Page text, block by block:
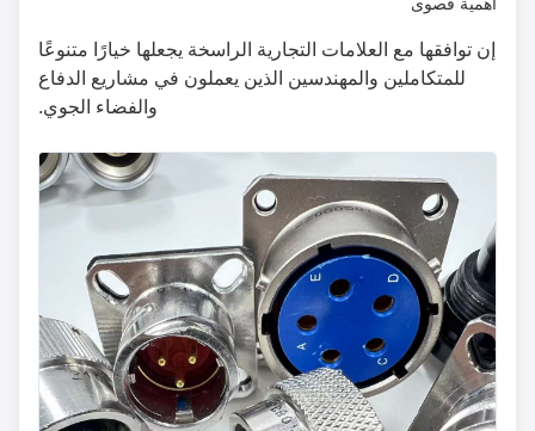
إن توافقها مع العلامات التجارية الراسخة يجعلها خيارًا متنوعًا
للمتكاملين والمهندسين الذين يعملون في مشاريع الدفاع
والفضاء الجوي.